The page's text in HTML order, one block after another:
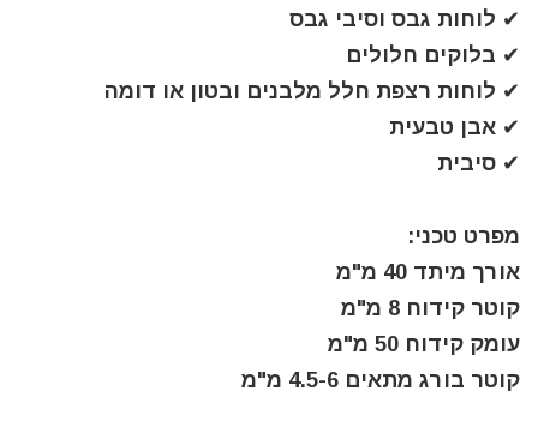
✔ לוחות גבס וסיבי גבס
✔ בלוקים חלולים
✔ לוחות רצפת חלל מלבנים ובטון או דומה
✔ אבן טבעית
✔ סיבית
מפרט טכני:
אורך מיתד 40 מ"מ
קוטר קידוח 8 מ"מ
עומק קידוח 50 מ"מ
קוטר בורג מתאים 4.5-6 מ"מ